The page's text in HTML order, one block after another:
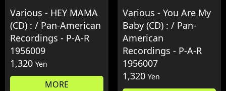
Various - HEY MAMA
(CD) : / Pan-American
Recordings - P-A-R
1956009
1,320 Yen
MORE
Various - You Are My
Baby (CD) : / Pan-
American
Recordings - P-A-R
1956007
1,320 Yen